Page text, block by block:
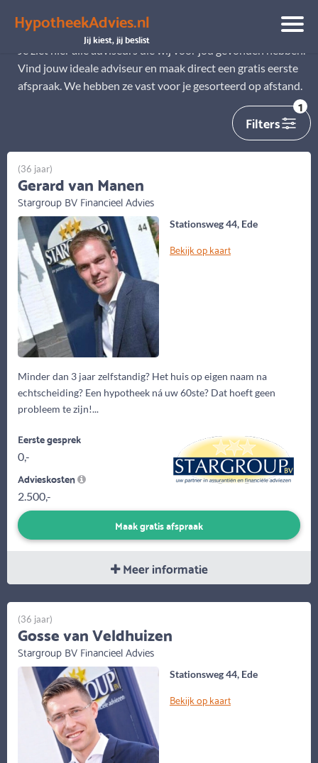
HypotheekAdvies.nl
Jij kiest, jij beslist
Alle adviseurs
Je ziet hier alle adviseurs die wij voor jou gevonden hebben.
Vind jouw ideale adviseur en maak direct een gratis eerste
afspraak. We hebben ze vast voor je gesorteerd op afstand.
Filters
1
Stationsweg 44, Ede
Bekijk op kaart
Minder dan 3 jaar zelfstandig? Het huis op eigen naam na
echtscheiding? Een hypotheek ná uw 60ste? Dat hoeft geen
probleem te zijn!...
(36 jaar)
Gerard van Manen
Stargroup BV Financieel Advies
Eerste gesprek
0,-
Advieskosten
2.500,-
Maak gratis afspraak
Meer informatie
Stationsweg 44, Ede
Bekijk op kaart
(36 jaar)
Gosse van Veldhuizen
Stargroup BV Financieel Advies